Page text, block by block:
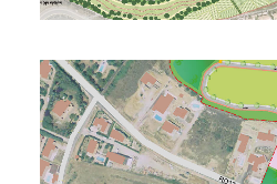
Commune de Nissan-